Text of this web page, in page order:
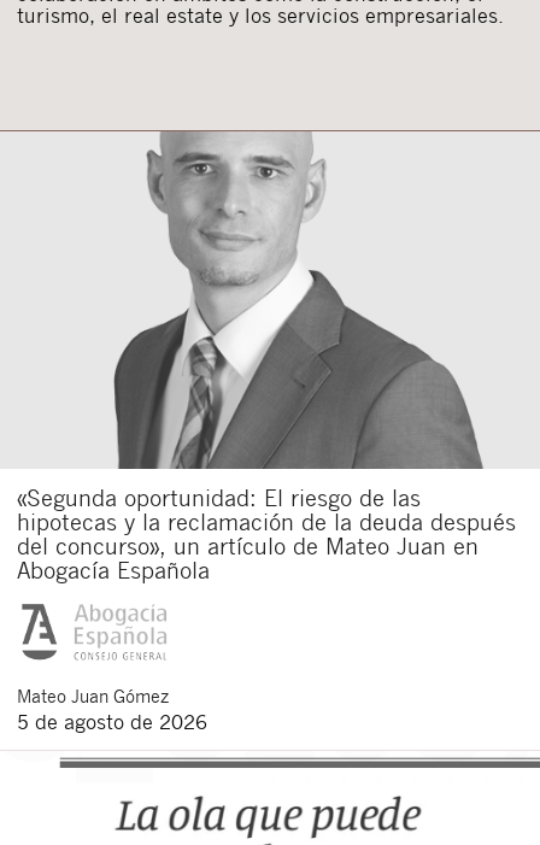
turismo, el real estate y los servicios empresariales.
«Segunda oportunidad: El riesgo de las
hipotecas y la reclamación de la deuda después
del concurso», un artículo de Mateo Juan en
Abogacía Española
Mateo Juan Gómez
5 de agosto de 2026